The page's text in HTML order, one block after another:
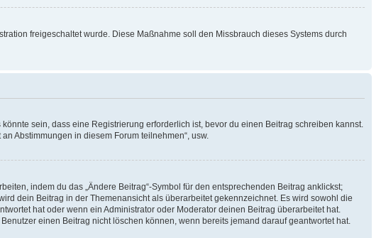
freigeschaltet wurde. Diese Maßnahme soll den Missbrauch dieses Systems durch
sein, dass eine Registrierung erforderlich ist, bevor du einen Beitrag schreiben kannst.
Abstimmungen in diesem Forum teilnehmen“, usw.
indem du das „Ändere Beitrag“-Symbol für den entsprechenden Beitrag anklickst;
dein Beitrag in der Themenansicht als überarbeitet gekennzeichnet. Es wird sowohl die
hat oder wenn ein Administrator oder Moderator deinen Beitrag überarbeitet hat.
einen Beitrag nicht löschen können, wenn bereits jemand darauf geantwortet hat.